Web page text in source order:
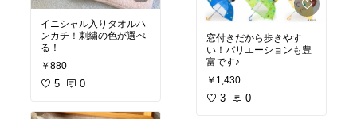
イニシャル入りタオルハ
ンカチ！刺繍の色が選べ
る！
￥880
5 0
窓付きだから歩きやす
い！バリエーションも豊
富です♪
￥1,430
3 0